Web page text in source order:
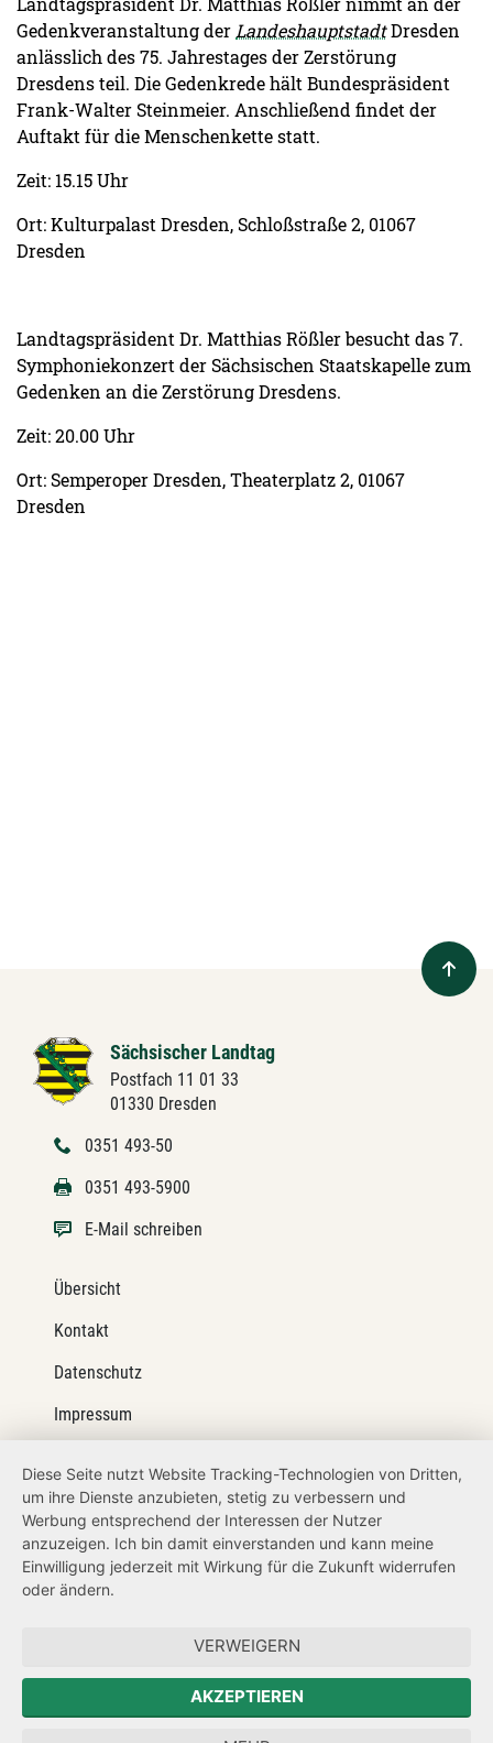
Gedenkveranstaltung der LandeshauptstadtDresden
anlässlich des 75. Jahrestages der Zerstörung
Dresdens teil. Die Gedenkrede hält Bundespräsident
Frank-Walter Steinmeier. Anschließend findet der
Auftakt für die Menschenkette statt.
Zeit: 15.15 Uhr
Ort: Kulturpalast Dresden, Schloßstraße 2, 01067
Dresden
Landtagspräsident Dr. Matthias Rößler besucht das 7.
Symphoniekonzert der Sächsischen Staatskapelle zum
Gedenken an die Zerstörung Dresdens.
Zeit: 20.00 Uhr
Ort: Semperoper Dresden, Theaterplatz 2, 01067
Dresden
Sächsischer Landtag
Postfach 11 01 33
01330 Dresden
0351 493-50
0351 493-5900
E-Mail schreiben
Übersicht
Kontakt
Datenschutz
Impressum
Netiquette
Transparenzanspruch
Hinweisgeberschutz
Forum Mitteleuropa
Der Sächsische Integrationsbeauftragte
Sächsische Landesbeauftragte zur Aufarbeitung der SED-
Diese Seite nutzt Website Tracking-Technologien von Dritten,
um ihre Dienste anzubieten, stetig zu verbessern und
Werbung entsprechend der Interessen der Nutzer
anzuzeigen. Ich bin damit einverstanden und kann meine
Einwilligung jederzeit mit Wirkung für die Zukunft widerrufen
oder ändern.
VERWEIGERN
AKZEPTIEREN